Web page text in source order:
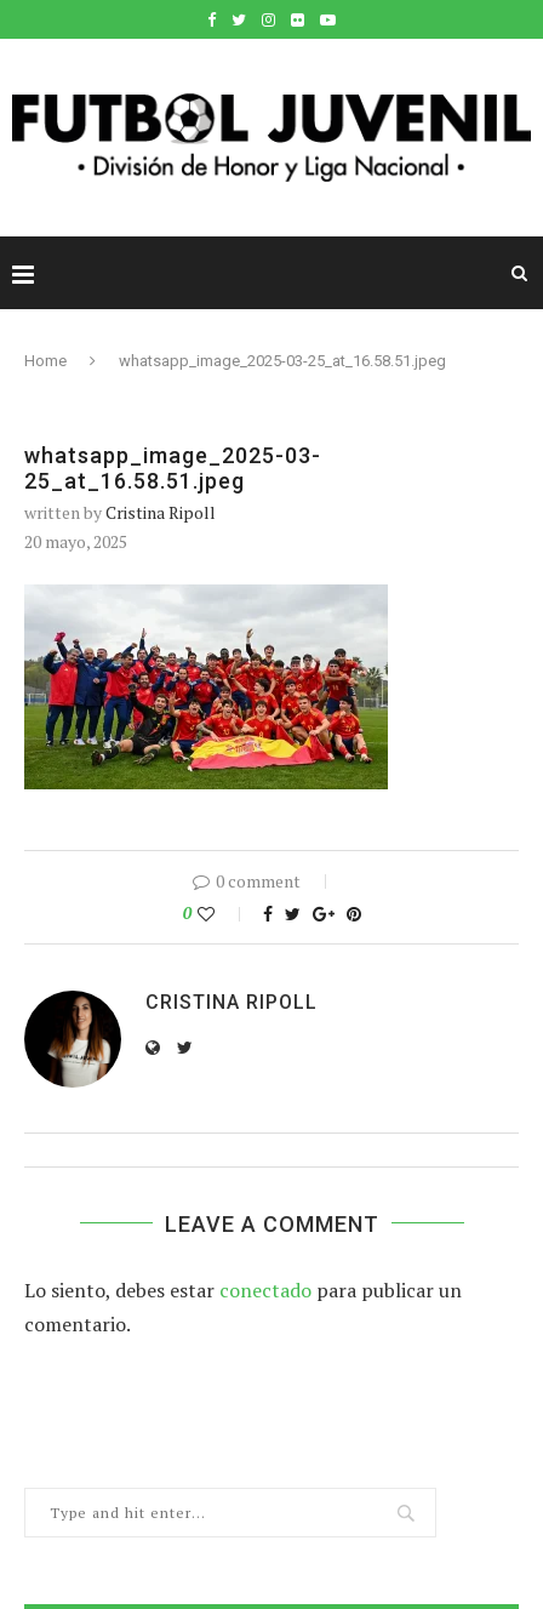
Home whatsapp_image_2025-03-25_at_16.58.51.jpeg
whatsapp_image_2025-03-
25_at_16.58.51.jpeg
written byCristina Ripoll
20 mayo, 2025
0 comment
0
CRISTINA RIPOLL
LEAVE A COMMENT
Lo siento, debes estar conectado para publicar un
comentario.